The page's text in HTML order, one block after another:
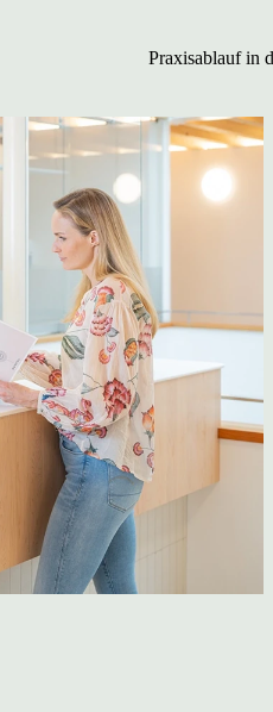
Praxisablauf in